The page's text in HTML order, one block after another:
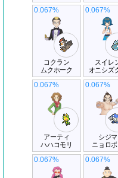
コクラン
ムクホーク
0.067%
スイレ
オニシズ
0.067%
アーティ
ハハコモリ
0.067%
シジマ
ニョロ
0.067%
0.067% 0.067%